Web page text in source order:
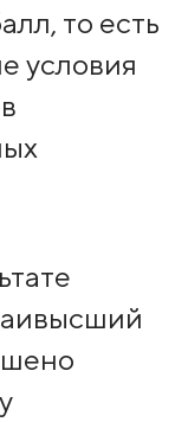
то есть
условия